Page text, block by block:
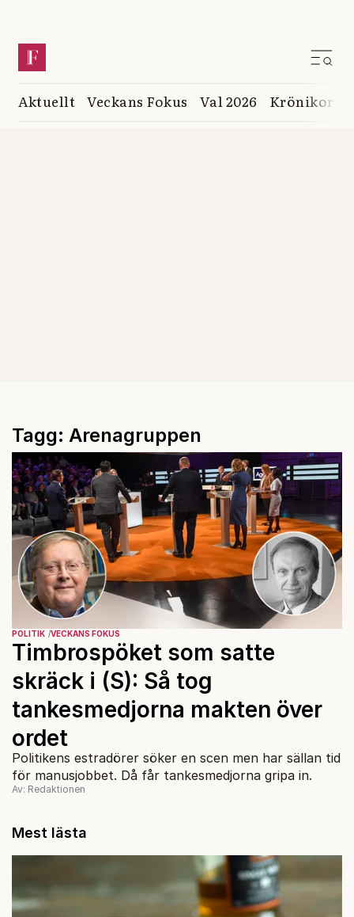
Aktuellt Veckans Fokus Val 2026 Krönikor
Tagg: Arenagruppen
POLITIK VECKANS FOKUS
Timbrospöket som satte
skräck i (S): Så tog
tankesmedjorna makten över
ordet
Politikens estradörer söker en scen men har sällan tid
för manusjobbet. Då får tankesmedjorna gripa in.
Av: Redaktionen
Mest lästa